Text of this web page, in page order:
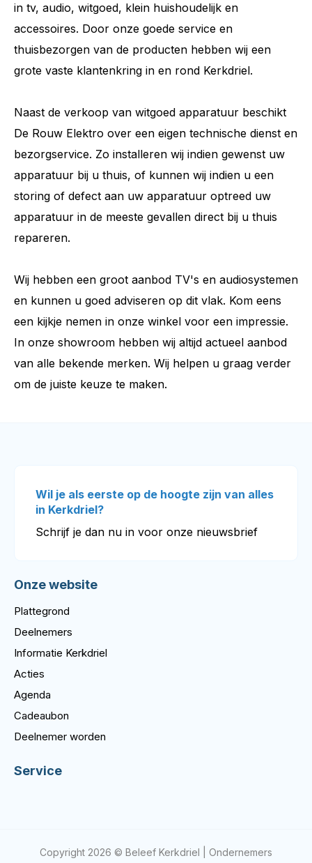
in tv, audio, witgoed, klein huishoudelijk en
accessoires. Door onze goede service en
thuisbezorgen van de producten hebben wij een
grote vaste klantenkring in en rond Kerkdriel.
Naast de verkoop van witgoed apparatuur beschikt
De Rouw Elektro over een eigen technische dienst en
bezorgservice. Zo installeren wij indien gewenst uw
apparatuur bij u thuis, of kunnen wij indien u een
storing of defect aan uw apparatuur optreed uw
apparatuur in de meeste gevallen direct bij u thuis
repareren.
Wij hebben een groot aanbod TV's en audiosystemen
en kunnen u goed adviseren op dit vlak. Kom eens
een kijkje nemen in onze winkel voor een impressie.
In onze showroom hebben wij altijd actueel aanbod
van alle bekende merken. Wij helpen u graag verder
om de juiste keuze te maken.
Wil je als eerste op de hoogte zijn van alles
in Kerkdriel?
Schrijf je dan nu in voor onze nieuwsbrief
Onze website
Plattegrond
Deelnemers
Informatie Kerkdriel
Acties
Agenda
Cadeaubon
Deelnemer worden
Service
Copyright 2026 © Beleef Kerkdriel | Ondernemers